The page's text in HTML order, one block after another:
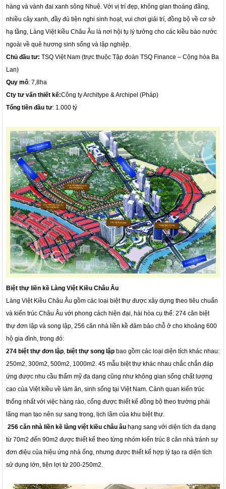
hàng và vành đai xanh sông Nhuệ. Với vị trí đẹp, không gian thoáng đãng,
nhiều cây xanh, đầy đủ tiện nghi sinh hoạt, vui chơi giải trí, đồng bộ về cơ sở
hạ tầng, Làng Việt kiều Châu Âu là nơi hội tụ lý tưởng cho các kiều bào nước
ngoài về quê hương sinh sống và lập nghiệp.
Chủ đầu tư: TSQ Việt Nam (trực thuộc Tập đoàn TSQ Finance – Cộng hòa Ba
Lan)
Quy mô: 7,8ha
Cty tư vấn thiết kế:Công ty Architype & Archipel (Pháp)
Tổng tiền đầu tư: 1.000 tỷ
Biệt thự liền kề Làng Việt Kiều Châu Âu
Làng Việt Kiều Châu Âu gồm các loại biệt thự được xây dựng theo tiêu chuẩn
và kiến trúc Châu Âu với phong cách hiện đại, hài hòa cụ thể: 274 căn biệt
thự đơn lập và song lập, 256 căn nhà liền kề đảm bảo chỗ ở cho khoảng 600
hộ gia đình, trong đó:
274 biệt thự đơn lập, biệt thự song lập bao gồm các loại diện tích khác nhau:
250m2, 300m2, 500m2, 1000m2. 45 mẫu biệt thự khác nhau chắc chắn đáp
ứng được nhu cầu thẩm mỹ đa dạng cũng như không gian sống chất lượng
cao của Việt kiều về làm ăn, sinh sống tại Việt Nam. Cảnh quan kiến trúc
thống nhất với việc hàng rào, cổng được thiết kế đồng bộ theo trường phái
lãng mạn tạo nên sự sang trọng, lịch lãm của khu biệt thự.
256 căn nhà liền kề làng việt kiều châu âu hạng sang với diện tích đa dạng
từ 70m2 đến 90m2 được thiết kế theo từng nhóm kiến trúc 8 căn nhà tránh sự
đơn điệu của hiệu ứng nhà ống, nhưng được thiết kế hợp lý tạo ra diện tích
sử dụng lớn, tiện lợi từ 200-250m2.